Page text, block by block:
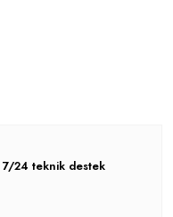
7/24 teknik destek